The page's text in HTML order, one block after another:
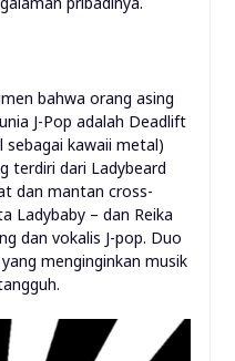
bahwa orang asing
J-Pop adalah Deadlift
kawaii metal)
terdiri dari Ladybeard
dan mantan cross-
Ladybaby – dan Reika
dan vokalis J-pop. Duo
menginginkan musik